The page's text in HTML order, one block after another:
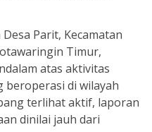
Parit, Kecamatan
Timur,
atas aktivitas
beroperasi di wilayah
terlihat aktif, laporan
dinilai jauh dari